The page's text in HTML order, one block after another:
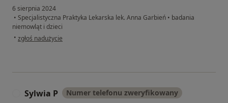
6 sierpnia 2024
• Specjalistyczna Praktyka Lekarska lek. Anna Garbień • badania
niemowląt i dzieci
• w opinii użytkownika MG
zgłoś nadużycie
Sylwia P Numer telefonu zweryfikowany